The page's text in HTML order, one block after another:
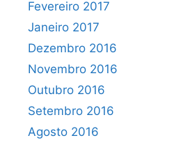
Fevereiro 2017
Janeiro 2017
Dezembro 2016
Novembro 2016
Outubro 2016
Setembro 2016
Agosto 2016